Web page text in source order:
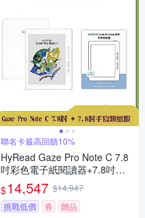
聯名卡最高回饋10%
HyRead Gaze Pro Note C 7.8
吋彩色電子紙閱讀器+7.8吋手
寫類紙膜 (組合)
$14,547 $14,947
挑戰低價
券 贈品